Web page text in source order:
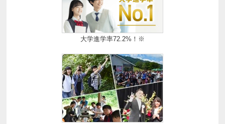
大学進学率72.2%！※